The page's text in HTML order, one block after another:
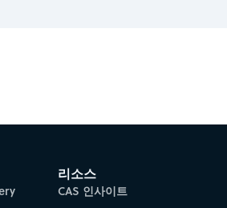
to CAS Insights
리소스
CAS 인사이트